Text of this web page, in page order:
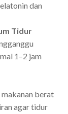
dan
Tidur
1–2 jam
berat
agar tidur